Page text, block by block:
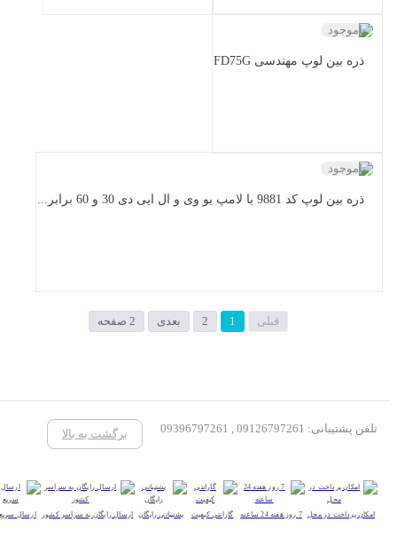
ذره بین لوپ مهندسی FD75G
ناموجود
ذره بین لوپ کد 9881 با لامپ یو وی و ال ایی دی 30 و 60 برابر...
ناموجود
قبلی بعدی
تلفن پشتیبانی: 09126797261 , 09396797261 برگشت به بالا
امکان پرداخت در محل 7 روز هفته 24 ساعته گارانتی کیفیت پشتیبانی رایگان ارسال رایگان به سراسر کشور ارسال سریع